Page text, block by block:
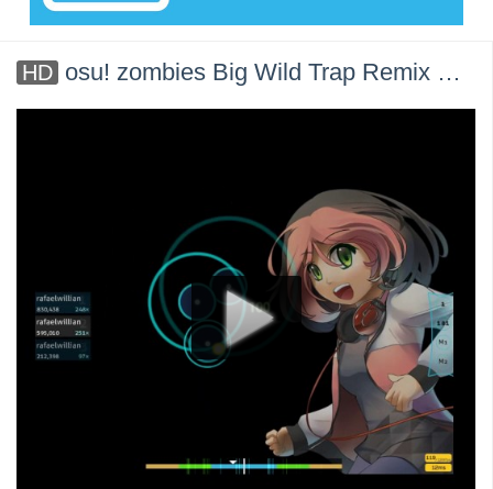
HD osu! zombies Big Wild Trap Remix Специально для Kirenga-smi